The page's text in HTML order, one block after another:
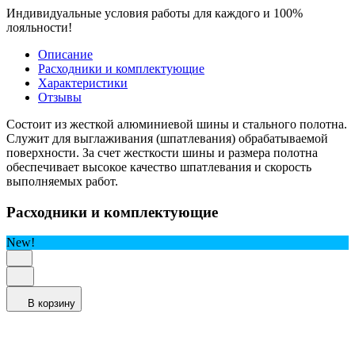
Индивидуальные условия работы для каждого и 100%
лояльности!
Описание
Расходники и комплектующие
Характеристики
Отзывы
Состоит из жесткой алюминиевой шины и стального полотна.
Служит для выглаживания (шпатлевания) обрабатываемой
поверхности. За счет жесткости шины и размера полотна
обеспечивает высокое качество шпатлевания и скорость
выполняемых работ.
Расходники и комплектующие
New!
В корзину